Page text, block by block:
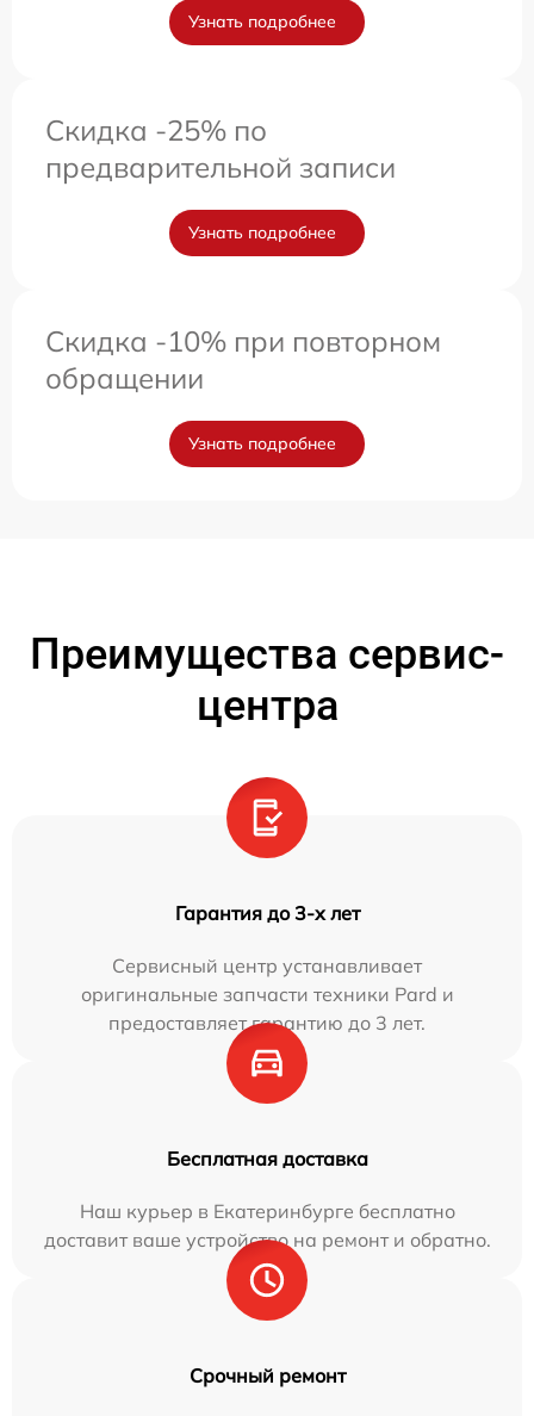
Узнать подробнее
Скидка -25% по
предварительной записи
Узнать подробнее
Скидка -10% при повторном
обращении
Узнать подробнее
Преимущества сервис-
центра
Гарантия до 3-х лет
Сервисный центр устанавливает
оригинальные запчасти техники Pard и
предоставляет гарантию до 3 лет.
Бесплатная доставка
Наш курьер в Екатеринбурге бесплатно
доставит ваше устройство на ремонт и обратно.
Срочный ремонт